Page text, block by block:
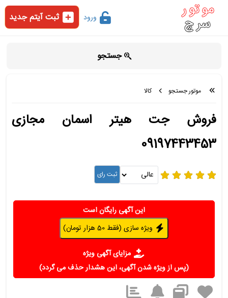
ورود ثبت آیتم جدید
جستجو
موتور جستجو کالا
فروش جت هیتر اسمان مجازی
09197443453
این آگهی رایگان است
ویژه سازی (فقط 50 هزار تومان)
مزایای آگهی ویژه
(پس از ویژه شدن آگهی، این هشدار حذف می گردد)